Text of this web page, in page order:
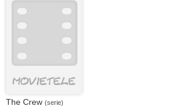
The Crew (serie)